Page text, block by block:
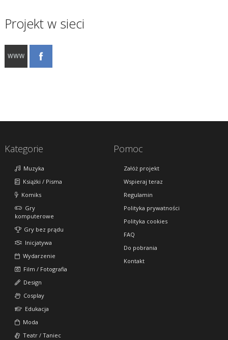
Projekt w sieci
Kategorie
Muzyka
Książki / Pisma
Komiks
Gry
komputerowe
Gry bez prądu
Inicjatywa
Wydarzenie
Film / Fotografia
Design
Cosplay
Edukacja
Moda
Teatr / Taniec
Pomoc
Załóż projekt
Wspieraj teraz
Regulamin
Polityka prywatności
Polityka cookies
FAQ
Do pobrania
Kontakt